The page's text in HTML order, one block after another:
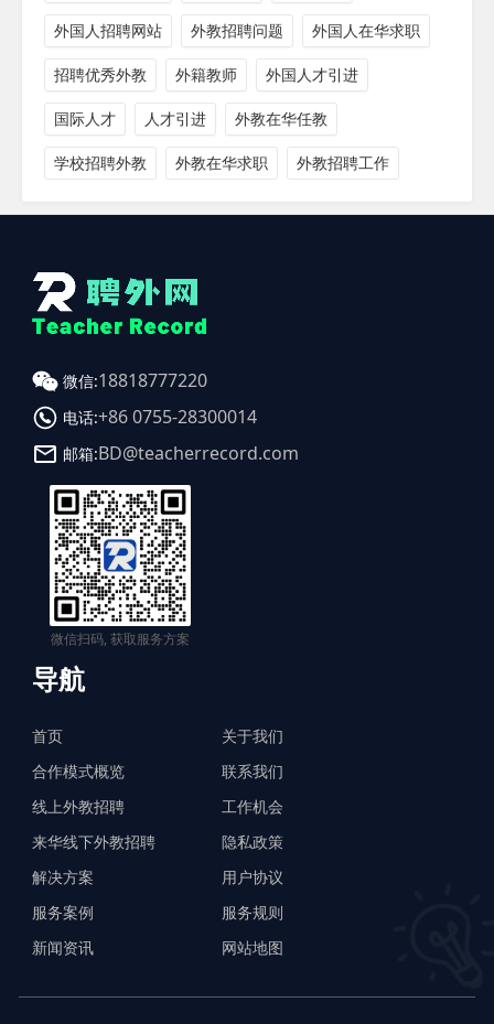
外国人招聘网站 外教招聘问题 外国人在华求职
招聘优秀外教 外籍教师 外国人才引进
国际人才 人才引进 外教在华任教
学校招聘外教 外教在华求职 外教招聘工作
微信:18818777220
电话:+86 0755-28300014
邮箱:BD@teacherrecord.com
微信扫码, 获取服务方案
导航
首页
合作模式概览
线上外教招聘
来华线下外教招聘
解决方案
服务案例
新闻资讯
关于我们
联系我们
工作机会
隐私政策
用户协议
服务规则
网站地图